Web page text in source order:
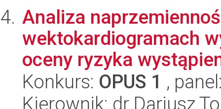
Analiza
wektokardiogramach
oceny ryzyka
Konkurs: OPUS 1 ,
Kierownik: dr Dariusz